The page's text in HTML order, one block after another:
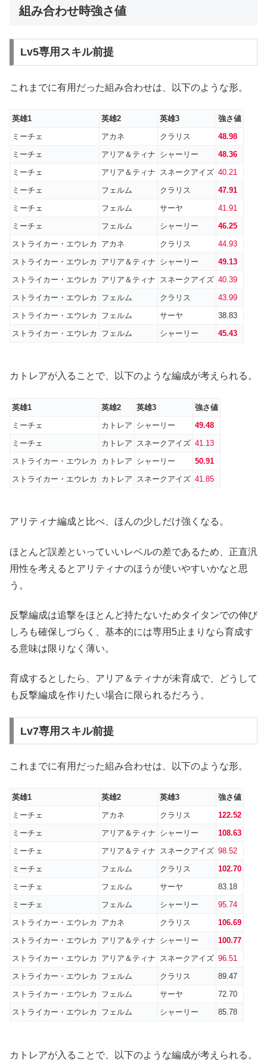
組み合わせ時強さ値
Lv5専用スキル前提
これまでに有用だった組み合わせは、以下のような形。
英雄1 英雄2 英雄3
強さ値
ミーチェ
アカネ クラリス
48.98
ミーチェ
アリア＆ティナ シャーリー
48.36
ミーチェ
アリア＆ティナ スネークアイズ 40.21
ミーチェ
フェルム クラリス
47.91
ミーチェ
フェルム サーヤ
41.91
ミーチェ
フェルム シャーリー
46.25
ストライカー・エウレカ
アカネ クラリス
44.93
ストライカー・エウレカ
アリア＆ティナ シャーリー
49.13
ストライカー・エウレカ
アリア＆ティナ スネークアイズ 40.39
ストライカー・エウレカ
フェルム クラリス
43.99
ストライカー・エウレカ
フェルム サーヤ
38.83
ストライカー・エウレカ
フェルム シャーリー 45.43
カトレアが入ることで、以下のような編成が考えられる。
英雄1 英雄2 英雄3
強さ値
ミーチェ
カトレア シャーリー
49.48
ミーチェ
カトレア スネークアイズ 41.13
ストライカー・エウレカ
カトレア シャーリー
50.91
ストライカー・エウレカ
カトレア スネークアイズ 41.85
アリティナ編成と比べ、ほんの少しだけ強くなる。
ほとんど誤差といっていいレベルの差であるため、正直汎
用性を考えるとアリティナのほうが使いやすいかなと思
う。
反撃編成は追撃をほとんど持たないためタイタンでの伸び
しろも確保しづらく、基本的には専用5止まりなら育成す
る意味は限りなく薄い。
育成するとしたら、アリア＆ティナが未育成で、どうして
も反撃編成を作りたい場合に限られるだろう。
Lv7専用スキル前提
これまでに有用だった組み合わせは、以下のような形。
英雄1 英雄2 英雄3
強さ値
ミーチェ
アカネ クラリス
122.52
ミーチェ
アリア＆ティナ シャーリー
108.63
ミーチェ
アリア＆ティナ スネークアイズ 98.52
ミーチェ
フェルム クラリス
102.70
ミーチェ
フェルム サーヤ
83.18
ミーチェ
フェルム シャーリー
95.74
ストライカー・エウレカ
アカネ クラリス
106.69
ストライカー・エウレカ
アリア＆ティナ シャーリー
100.77
ストライカー・エウレカ
アリア＆ティナ スネークアイズ 96.51
ストライカー・エウレカ
フェルム クラリス
89.47
ストライカー・エウレカ
フェルム サーヤ
72.70
ストライカー・エウレカ
フェルム シャーリー 85.78
カトレアが入ることで、以下のような編成が考えられる。